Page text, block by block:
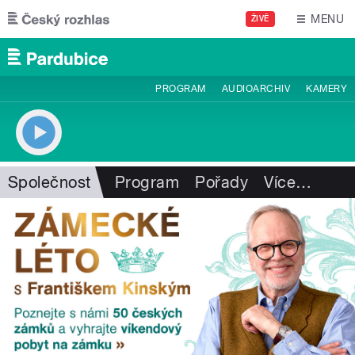
Přejít k hlavnímu obsahu
ŽIVĚ MENU
PROGRAM AUDIOARCHIV KAMERY
Společnost Program Pořady Více…